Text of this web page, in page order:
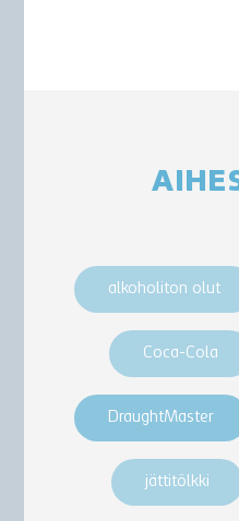
alkoholiton olut
Coca-Cola
DraughtMaster
jättitölkki